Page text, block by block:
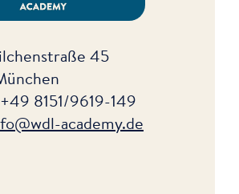
45
8151/9619-149
@wdl-academy.de